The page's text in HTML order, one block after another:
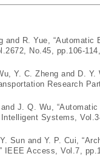
R. Yue, “Automatic
No.45, pp.106-
Y. C. Zheng and D.
Research
J. Q. Wu,
Systems,
Sun and Y. P. Cui,
IEEE Access, Vol.7,